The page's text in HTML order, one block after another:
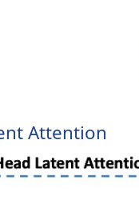
Attention